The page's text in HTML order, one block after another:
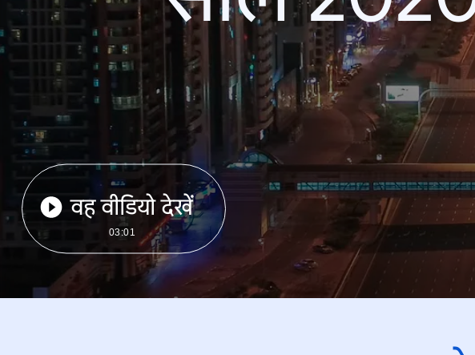
वह वीडियो देखें
03:01